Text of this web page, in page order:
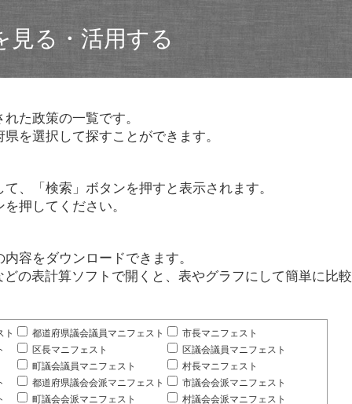
見る・活用する
た政策の一覧です。
を選択して探すことができます。
、「検索」ボタンを押すと表示されます。
押してください。
容をダウンロードできます。
の表計算ソフトで開くと、表やグラフにして簡単に比較
ト 都道府県議会議員マニフェスト
市長マニフェスト
区長マニフェスト
区議会議員マニフェスト
町議会議員マニフェスト
村長マニフェスト
都道府県議会会派マニフェスト
市議会会派マニフェスト
町議会会派マニフェスト
村議会会派マニフェスト